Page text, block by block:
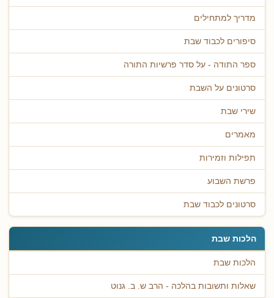
מדריך למתחילים
סיפורים לכבוד שבת
ספר התודה - על סדר פרשיות התורה
סרטונים על השבת
שירי שבת
מאמרים
תפילות וזמירות
פרשת השבוע
סרטונים לכבוד שבת
הלכות שבת
הלכות שבת
שאלות ותשובות בהלכה - הרב ש. ב. גנוט